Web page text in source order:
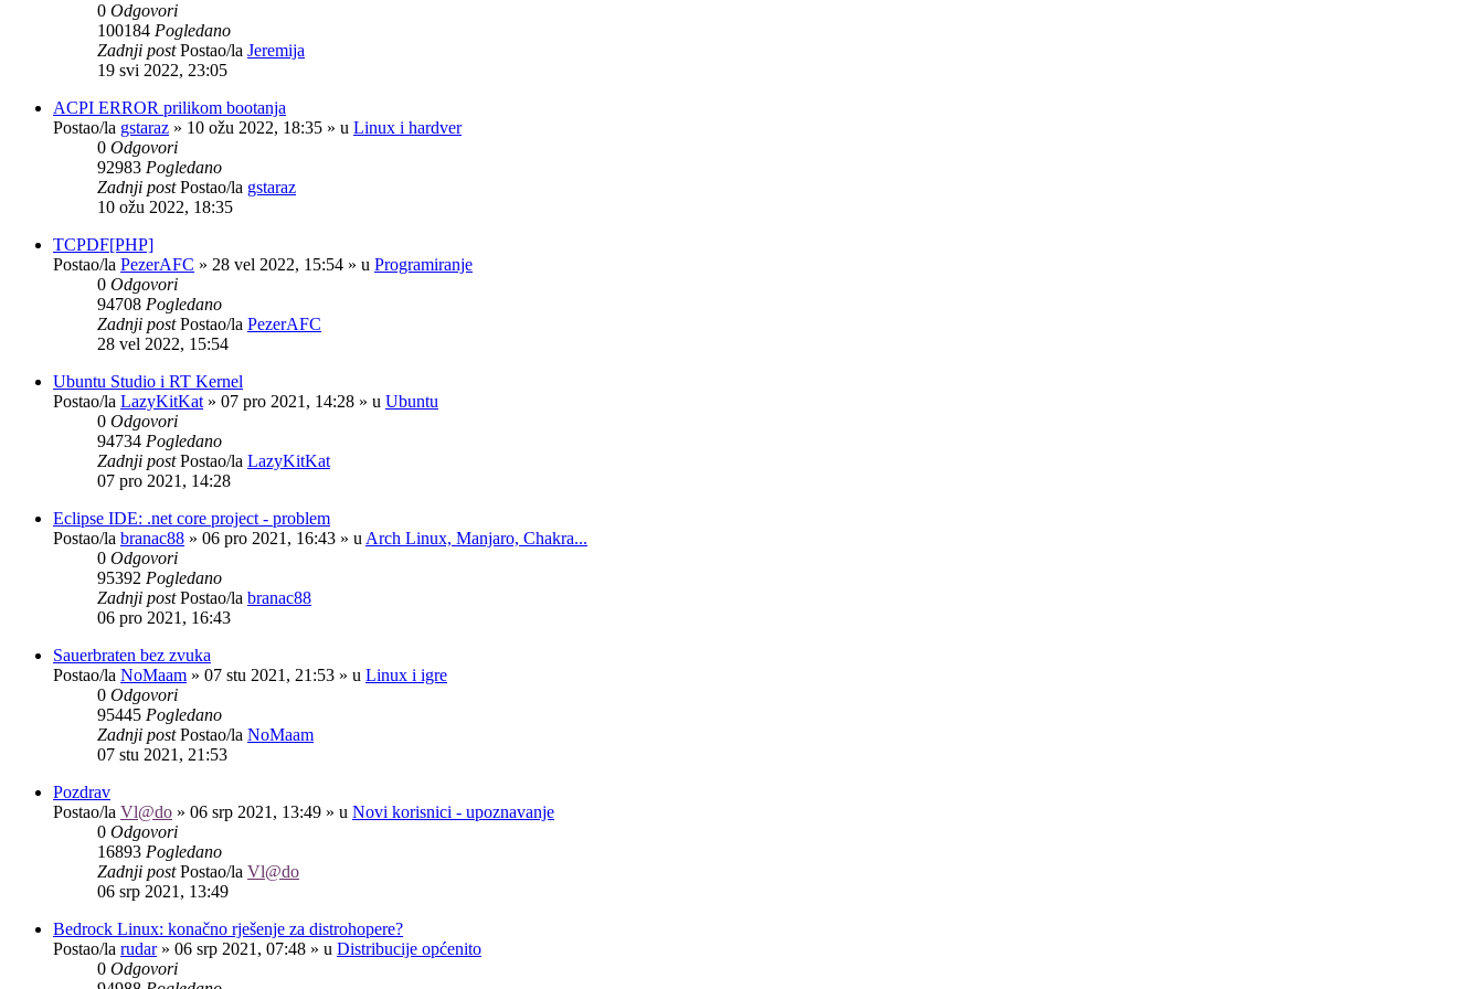
0 Odgovori
100184 Pogledano
Zadnji postPostao/la Jeremija
19 svi 2022, 23:05
ACPI ERROR prilikom bootanja
Postao/la gstaraz » 10 ožu 2022, 18:35 » u Linux i hardver
0 Odgovori
92983 Pogledano
Zadnji postPostao/la gstaraz
10 ožu 2022, 18:35
TCPDF[PHP]
Postao/la PezerAFC » 28 vel 2022, 15:54 » u Programiranje
0 Odgovori
94708 Pogledano
Zadnji postPostao/la PezerAFC
28 vel 2022, 15:54
Ubuntu Studio i RT Kernel
Postao/la LazyKitKat » 07 pro 2021, 14:28 » u Ubuntu
0 Odgovori
94734 Pogledano
Zadnji postPostao/la LazyKitKat
07 pro 2021, 14:28
Eclipse IDE: .net core project - problem
Postao/la branac88 » 06 pro 2021, 16:43 » u Arch Linux, Manjaro, Chakra...
0 Odgovori
95392 Pogledano
Zadnji postPostao/la branac88
06 pro 2021, 16:43
Sauerbraten bez zvuka
Postao/la NoMaam » 07 stu 2021, 21:53 » u Linux i igre
0 Odgovori
95445 Pogledano
Zadnji postPostao/la NoMaam
07 stu 2021, 21:53
Pozdrav
Postao/la Vl@do » 06 srp 2021, 13:49 » u Novi korisnici - upoznavanje
0 Odgovori
16893 Pogledano
Zadnji postPostao/la Vl@do
06 srp 2021, 13:49
Bedrock Linux: konačno rješenje za distrohopere?
Postao/la rudar» 06 srp 2021, 07:48 » u Distribucije općenito
0 Odgovori